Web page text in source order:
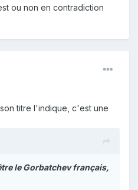
ou non en contradiction
titre l'indique, c'est une
le Gorbatchev français,